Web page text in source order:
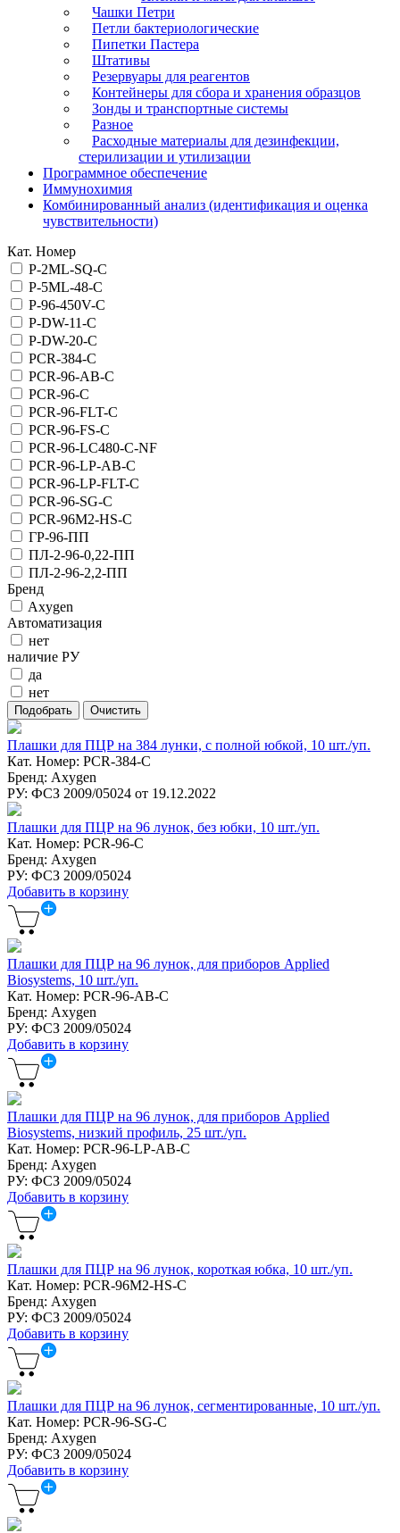
Чашки Петри
Петли бактериологические
Пипетки Пастера
Штативы
Резервуары для реагентов
Контейнеры для сбора и хранения образцов
Зонды и транспортные системы
Разное
Расходные материалы для дезинфекции,
стерилизации и утилизации
Программное обеспечение
Иммунохимия
Комбинированный анализ (идентификация и оценка
чувствительности)
Кат. Номер
P-2ML-SQ-C
P-5ML-48-C
P-96-450V-C
P-DW-11-C
P-DW-20-C
PCR-384-C
PCR-96-AB-C
PCR-96-C
PCR-96-FLT-C
PCR-96-FS-C
PCR-96-LC480-C-NF
PCR-96-LP-AB-C
PCR-96-LP-FLT-C
PCR-96-SG-C
PCR-96M2-HS-C
ГР-96-ПП
ПЛ-2-96-0,22-ПП
ПЛ-2-96-2,2-ПП
Бренд
Axygen
Автоматизация
нет
наличие РУ
да
нет
Плашки для ПЦР на 384 лунки, с полной юбкой, 10 шт./уп.
Кат. Номер: PCR-384-C
Бренд: Axygen
РУ: ФСЗ 2009/05024 от 19.12.2022
Плашки для ПЦР на 96 лунок, без юбки, 10 шт./уп.
Кат. Номер: PCR-96-C
Бренд: Axygen
РУ: ФСЗ 2009/05024
Добавить в корзину
Плашки для ПЦР на 96 лунок, для приборов Applied
Biosystems, 10 шт./уп.
Кат. Номер: PCR-96-AB-C
Бренд: Axygen
РУ: ФСЗ 2009/05024
Добавить в корзину
Плашки для ПЦР на 96 лунок, для приборов Applied
Biosystems, низкий профиль, 25 шт./уп.
Кат. Номер: PCR-96-LP-AB-C
Бренд: Axygen
РУ: ФСЗ 2009/05024
Добавить в корзину
Плашки для ПЦР на 96 лунок, короткая юбка, 10 шт./уп.
Кат. Номер: PCR-96M2-HS-C
Бренд: Axygen
РУ: ФСЗ 2009/05024
Добавить в корзину
Плашки для ПЦР на 96 лунок, сегментированные, 10 шт./уп.
Кат. Номер: PCR-96-SG-C
Бренд: Axygen
РУ: ФСЗ 2009/05024
Добавить в корзину